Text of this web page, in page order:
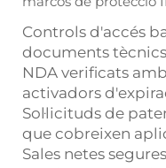
Controls d'accés
documents tècnics
NDA verificats
activadors
Sol·licituds de
que cobreixen
Sales netes